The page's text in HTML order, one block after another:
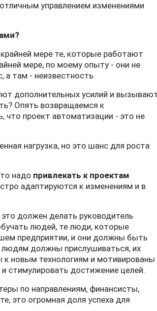
управлением изменениями
мере те, которые работают
мере, по моему опыту - они не
а там - неизвестность.
дополнительных усилий и
Опять возвращаемся к
что проект автоматизации - это не
нагрузка, но это шанс для роста
надо привлекать к проектам
адаптируются к изменениям и в
должен делать руководитель
людей, те люди, которые
предприятии, и они должны быть
должны прислушиваться, их
новым технологиям и мотивированы
стимулировать достижение целей.
по направлениям, финансисты,
это огромная доля успеха для